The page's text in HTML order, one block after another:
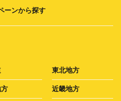
ーンから探す
東北地方
近畿地方